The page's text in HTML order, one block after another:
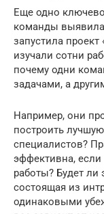
Еще одно
команды выявила
запустила проект
изучали сотни
почему одни
задачами, а
Например, они
построить
специалистов?
эффективна,
работы? Будет
состоящая из
одинаковыми